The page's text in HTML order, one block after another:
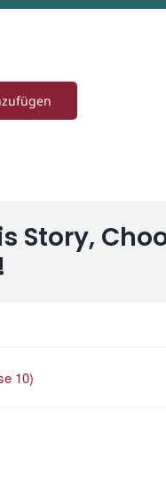
Story,
10)